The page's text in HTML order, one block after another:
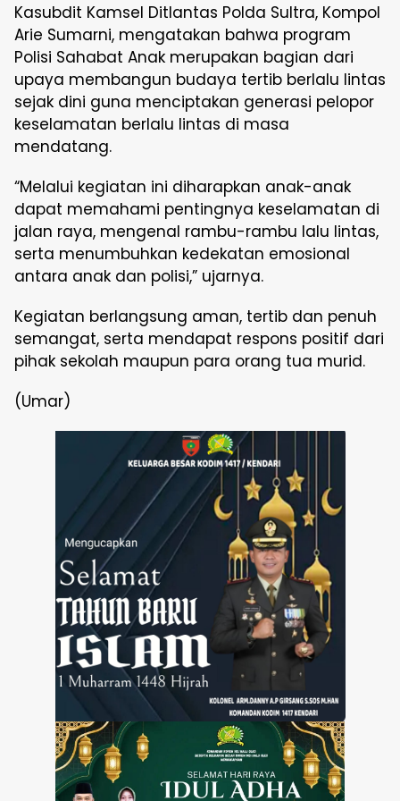
Kasubdit Kamsel Ditlantas Polda Sultra, Kompol
Arie Sumarni, mengatakan bahwa program
Polisi Sahabat Anak merupakan bagian dari
upaya membangun budaya tertib berlalu lintas
sejak dini guna menciptakan generasi pelopor
keselamatan berlalu lintas di masa
mendatang.
“Melalui kegiatan ini diharapkan anak-anak
dapat memahami pentingnya keselamatan di
jalan raya, mengenal rambu-rambu lalu lintas,
serta menumbuhkan kedekatan emosional
antara anak dan polisi,” ujarnya.
Kegiatan berlangsung aman, tertib dan penuh
semangat, serta mendapat respons positif dari
pihak sekolah maupun para orang tua murid.
(Umar)